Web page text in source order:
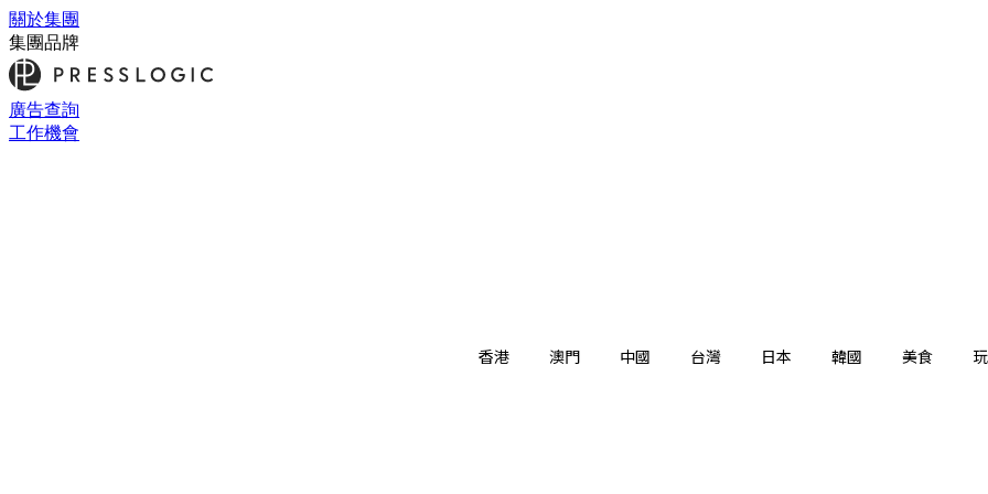
關於集團
集團品牌
廣告查詢
工作機會
香港 澳門 中國 台灣 日本 韓國 美食